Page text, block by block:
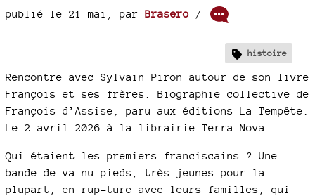
publié le 21 mai par Brasero /
histoire
Rencontre avec Sylvain Piron autour de son livre
François et ses frères. Biographie collective de
François d’Assise, paru aux éditions La Tempête.
Le 2 avril 2026 à la librairie Terra Nova
Qui étaient les premiers franciscains ? Une
bande de va-nu-pieds, très jeunes pour la
plupart, en rup-ture avec leurs familles, qui